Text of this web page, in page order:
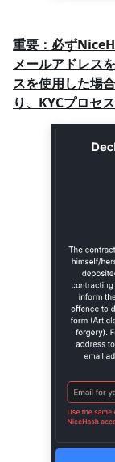
重要：必ず
メールアドレス
スを使用した場
り、KYCプロセ